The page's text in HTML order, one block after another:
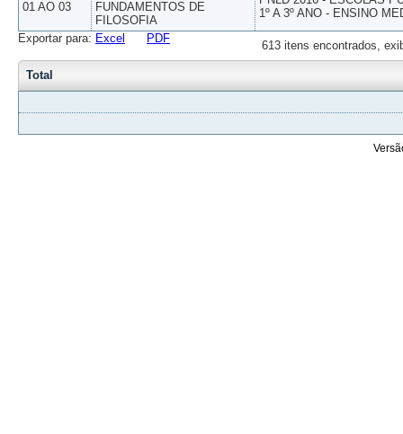
01 AO 03
FUNDAMENTOS DE
FILOSOFIA
1º A 3º ANO - ENSINO
613 itens encontrados,
Exportar para: Excel PDF
Total